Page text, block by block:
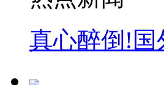
真心醉倒!国